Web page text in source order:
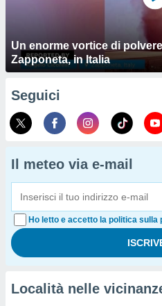
Un enorme vortice di
Zapponeta, in Italia
Seguici
Il meteo via e-mail
Ho letto e accetto la politica sulla
Località nelle